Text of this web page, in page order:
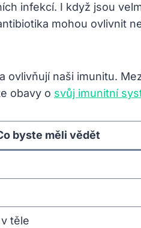
infekcí. I když jsou
mohou ovlivnit
ovlivňují naši imunitu.
obavy o svůj imunitní
byste měli vědět
těle